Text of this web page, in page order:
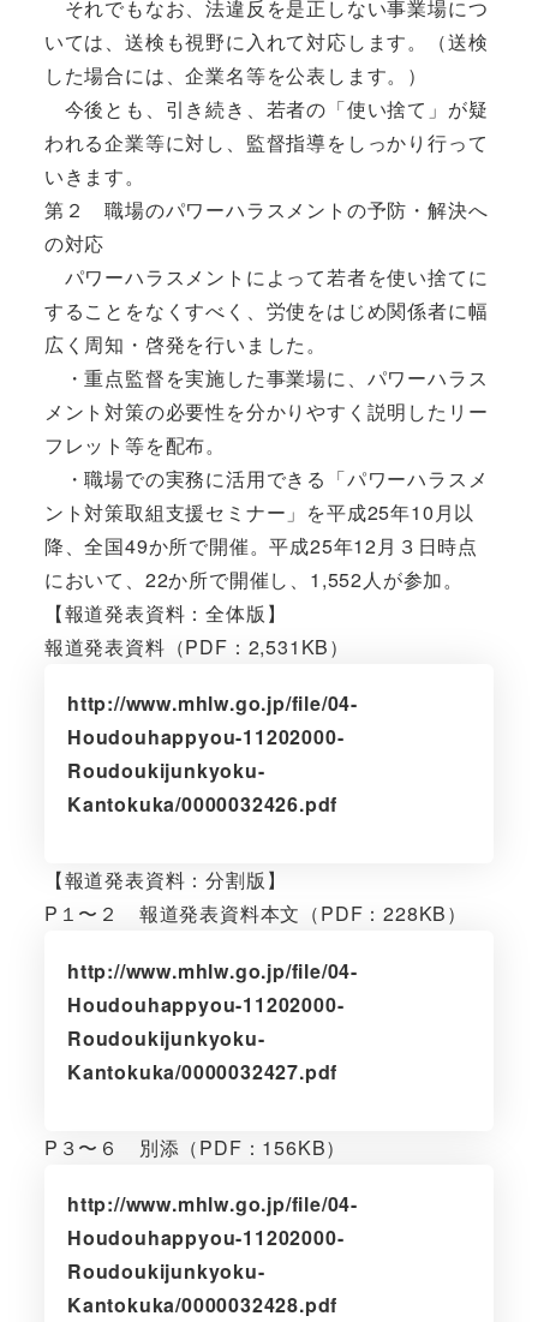
それでもなお、法違反を是正しない事業場につ
いては、送検も視野に入れて対応します。（送検
した場合には、企業名等を公表します。）
今後とも、引き続き、若者の「使い捨て」が疑
われる企業等に対し、監督指導をしっかり行って
いきます。
第２ 職場のパワーハラスメントの予防・解決へ
の対応
パワーハラスメントによって若者を使い捨てに
することをなくすべく、労使をはじめ関係者に幅
広く周知・啓発を行いました。
・重点監督を実施した事業場に、パワーハラス
メント対策の必要性を分かりやすく説明したリー
フレット等を配布。
・職場での実務に活用できる「パワーハラスメ
ント対策取組支援セミナー」を平成25年10月以
降、全国49か所で開催。平成25年12月３日時点
において、22か所で開催し、1,552人が参加。
【報道発表資料：全体版】
報道発表資料（PDF：2,531KB）
http://www.mhlw.go.jp/file/04-
Houdouhappyou-11202000-
Roudoukijunkyoku-
Kantokuka/0000032426.pdf
【報道発表資料：分割版】
P１〜２ 報道発表資料本文（PDF：228KB）
http://www.mhlw.go.jp/file/04-
Houdouhappyou-11202000-
Roudoukijunkyoku-
Kantokuka/0000032427.pdf
P３〜６ 別添（PDF：156KB）
http://www.mhlw.go.jp/file/04-
Houdouhappyou-11202000-
Roudoukijunkyoku-
Kantokuka/0000032428.pdf